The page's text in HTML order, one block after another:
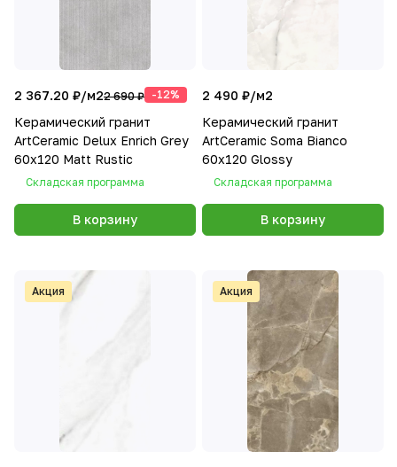
2 367.20 ₽/м22 690 ₽ -12%
Керамический гранит
ArtCeramic Delux Enrich Grey
60х120 Matt Rustic
Складская программа
В корзину
2 490 ₽/м2
Керамический гранит
ArtCeramic Soma Bianco
60х120 Glossy
Складская программа
В корзину
Акция Акция